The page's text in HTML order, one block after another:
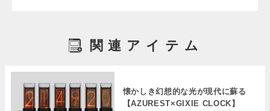
関連アイテム
懐かしき幻想的な光が現代に蘇る
【AZUREST×GIXIE CLOCK】